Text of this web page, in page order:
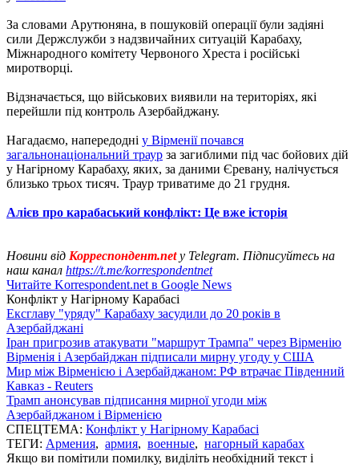
За словами Арутюняна, в пошуковій операції були задіяні
сили Держслужби з надзвичайних ситуацій Карабаху,
Міжнародного комітету Червоного Хреста і російські
миротворці.
Відзначається, що військових виявили на територіях, які
перейшли під контроль Азербайджану.
Нагадаємо, напередодні у Вірменії почався
загальнонаціональний траур за загиблими під час бойових дій
у Нагірному Карабаху, яких, за даними Єревану, налічується
близько трьох тисяч. Траур триватиме до 21 грудня.
Алієв про карабаський конфлікт: Це вже історія
Новини від Корреспондент.netу Telegram. Підписуйтесь на
наш канал https://t.me/korrespondentnet
Читайте Korrespondent.net в Google News
Конфлікт у Нагірному Карабасі
Ексглаву "уряду" Карабаху засудили до 20 років в
Азербайджані
Іран пригрозив атакувати "маршрут Трампа" через Вірменію
Вірменія і Азербайджан підписали мирну угоду у США
Мир між Вірменією і Азербайджаном: РФ втрачає Південний
Кавказ - Reuters
Трамп анонсував підписання мирної угоди між
Азербайджаном і Вірменією
СПЕЦТЕМА: Конфлікт у Нагірному Карабасі
ТЕГИ: Армения, армия, военные, нагорный карабах
Якщо ви помітили помилку, виділіть необхідний текст і